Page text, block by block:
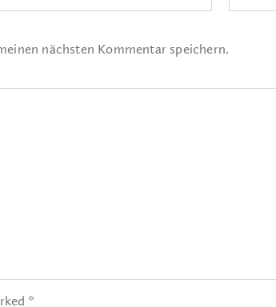
nächsten Kommentar speichern.
*